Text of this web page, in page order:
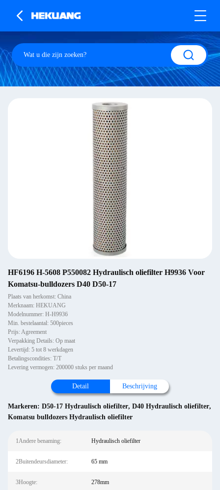
HF6196 H-5608 P550082 Hydraulisch oliefilter H9936 Voor
Komatsu-bulldozers D40 D50-17
Plaats van herkomst: China
Merknaam: HEKUANG
Modelnummer: H-H9936
Min. bestelaantal: 500pieces
Prijs: Agreement
Verpakking Details: Op maat
Levertijd: 5 tot 8 werkdagen
Betalingscondities: T/T
Levering vermogen: 200000 stuks per maand
Detail Beschrijving
Markeren: D50-17 Hydraulisch oliefilter, D40 Hydraulisch oliefilter,
Komatsu bulldozers Hydraulisch oliefilter
1Andere benaming: Hydraulisch oliefilter
2Buitendeursdiameter: 65 mm
3Hoogte: 278mm